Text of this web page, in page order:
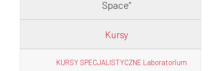
Space”
Kursy
KURSY SPECJALISTYCZNE Laboratorium